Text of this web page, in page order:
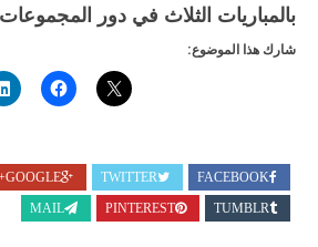
بالمباريات الثلاث في دور المجموعات.
شارك هذا الموضوع:
FACEBOOK
TWITTER
GOOGLE+
TUMBLR
PINTEREST
MAIL